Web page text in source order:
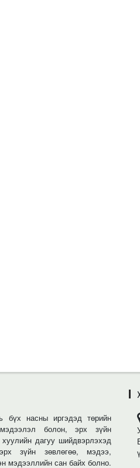
бүх насны иргэдэд төрийн
болон, эрх зүйн
дагуу шийдвэрлэхэд
зүйн зөвлөгөө, мэдээ,
мэдээллийн сан байх болно.